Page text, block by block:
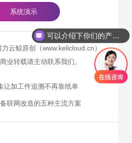
系统演示
云鲸原创（www.kelicloud.cn），
业转载请主动联系我们。
让加工件追溯不再靠纸单
联网改造的五种主流方案
可以介绍下你们的产品么